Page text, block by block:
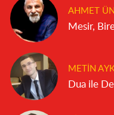
AHMET
Mesir,
METIN
Dua ile